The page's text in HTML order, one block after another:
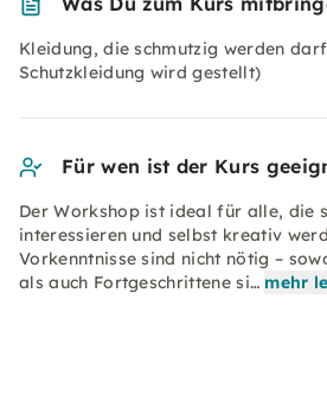
Kleidung, die schmutzig werden
Schutzkleidung wird gestellt)
Für wen ist der Kurs
Der Workshop ist ideal für alle, die
interessieren und selbst kreativ
Vorkenntnisse sind nicht nötig –
als auch Fortgeschrittene si… mehr